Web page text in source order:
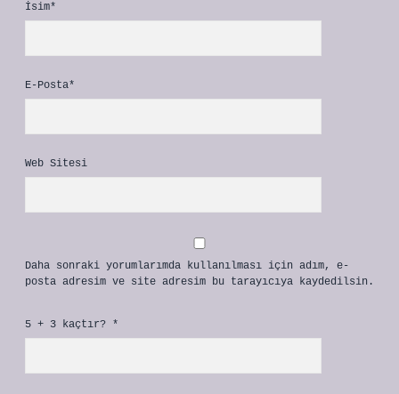
İsim*
E-Posta*
Web Sitesi
Daha sonraki yorumlarımda kullanılması için adım, e-
posta adresim ve site adresim bu tarayıcıya kaydedilsin.
5 + 3 kaçtır? *